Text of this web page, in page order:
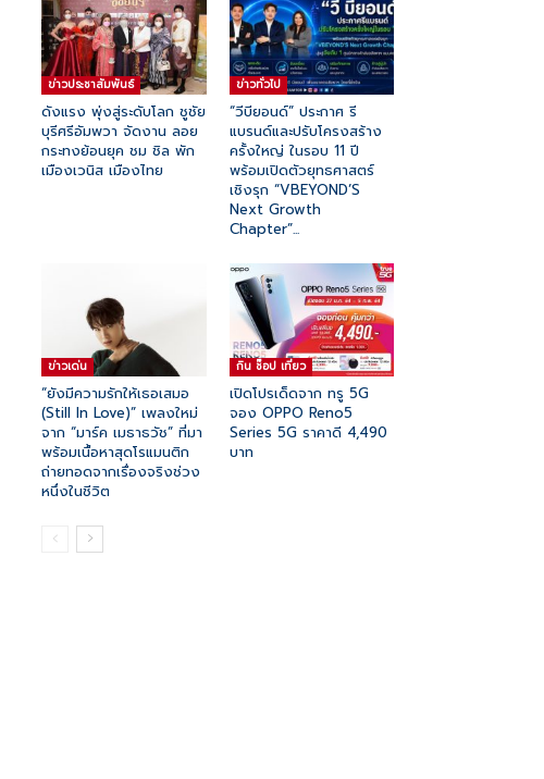
ข่าวประชาสัมพันธ์
ดังแรง พุ่งสู่ระดับโลก ชูชัย
บุรีศรีอัมพวา จัดงาน ลอย
กระทงย้อนยุค ชม ชิล พัก
เมืองเวนิส เมืองไทย
ข่าวทั่วไป
“วีบียอนด์” ประกาศ รี
แบรนด์และปรับโครงสร้าง
ครั้งใหญ่ ในรอบ 11 ปี
พร้อมเปิดตัวยุทธศาสตร์
เชิงรุก “VBEYOND’S
Next Growth
Chapter”...
ข่าวเด่น
“ยังมีความรักให้เธอเสมอ
(Still In Love)” เพลงใหม่
จาก “มาร์ค เมธาธวัช” ที่มา
พร้อมเนื้อหาสุดโรแมนติก
ถ่ายทอดจากเรื่องจริงช่วง
หนึ่งในชีวิต
กิน ช๊อป เที่ยว
เปิดโปรเด็ดจาก ทรู 5G
จอง OPPO Reno5
Series 5G ราคาดี 4,490
บาท